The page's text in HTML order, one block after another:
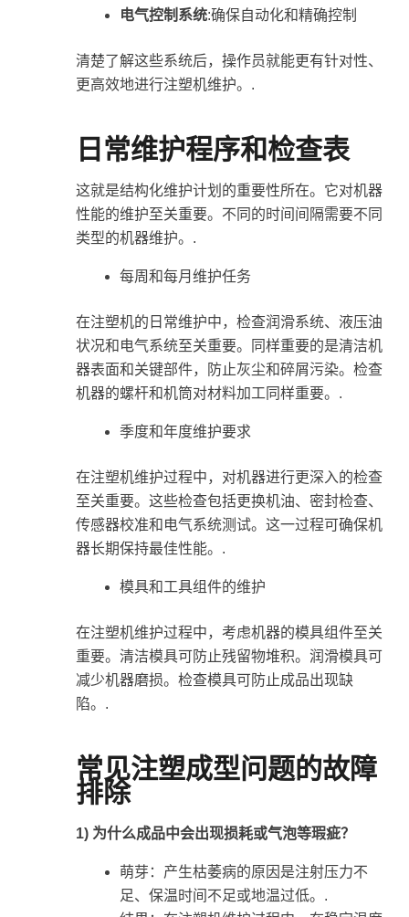
电气控制系统:确保自动化和精确控制
清楚了解这些系统后，操作员就能更有针对性、
更高效地进行注塑机维护。.
日常维护程序和检查表
这就是结构化维护计划的重要性所在。它对机器
性能的维护至关重要。不同的时间间隔需要不同
类型的机器维护。.
每周和每月维护任务
在注塑机的日常维护中，检查润滑系统、液压油
状况和电气系统至关重要。同样重要的是清洁机
器表面和关键部件，防止灰尘和碎屑污染。检查
机器的螺杆和机筒对材料加工同样重要。.
季度和年度维护要求
在注塑机维护过程中，对机器进行更深入的检查
至关重要。这些检查包括更换机油、密封检查、
传感器校准和电气系统测试。这一过程可确保机
器长期保持最佳性能。.
模具和工具组件的维护
在注塑机维护过程中，考虑机器的模具组件至关
重要。清洁模具可防止残留物堆积。润滑模具可
减少机器磨损。检查模具可防止成品出现缺
陷。.
常见注塑成型问题的故障
排除
1) 为什么成品中会出现损耗或气泡等瑕疵？
萌芽：产生枯萎病的原因是注射压力不
足、保温时间不足或地温过低。.